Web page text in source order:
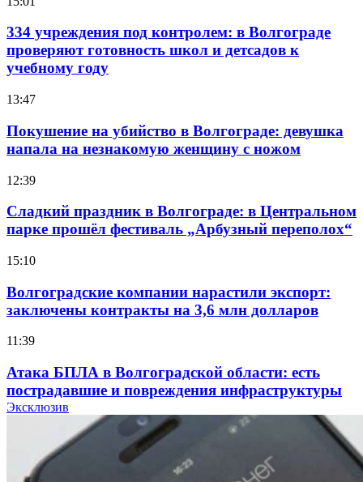
334 учреждения под контролем: в Волгограде
проверяют готовность школ и детсадов к
учебному году
13:47
Покушение на убийство в Волгограде: девушка
напала на незнакомую женщину с ножом
12:39
Сладкий праздник в Волгограде: в Центральном
парке прошёл фестиваль „Арбузный переполох“
15:10
Волгоградские компании нарастили экспорт:
заключены контракты на 3,6 млн долларов
11:39
Атака БПЛА в Волгоградской области: есть
пострадавшие и повреждения инфраструктуры
Волгоградские вузы в топе зарплатного
рейтинга: ВолгГТУ и ВолгГМУ вошли в топ‑15
Эксклюзив